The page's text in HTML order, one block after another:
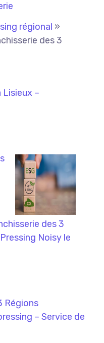
régional »
des 3
Lisieux –
des 3
Pressing Noisy le
Régions
– Service de